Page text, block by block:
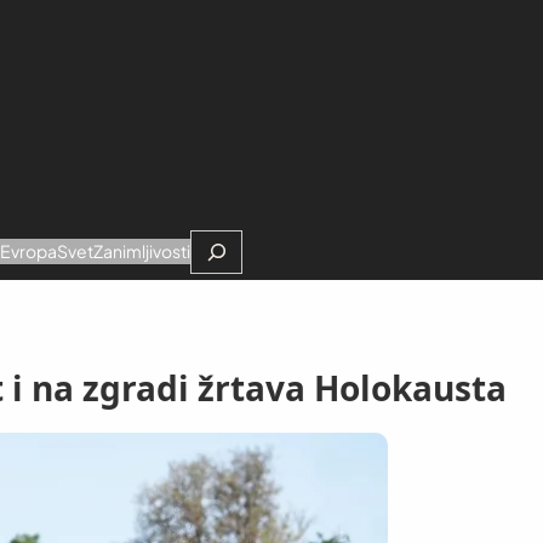
EvropaSvetZanimljivostiSearch
na zgradi žrtava Holokausta